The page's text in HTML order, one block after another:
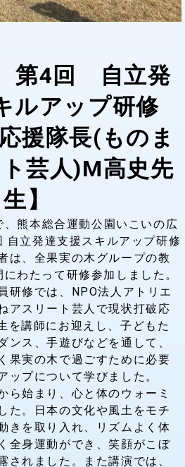
第4回 自立発
ルアップ研修
援隊長(ものま
芸人)Ⅿ高史先
生】
熊本総合運動公園いこいの広
自立発達支援スキルアップ研修
は、全果実の木グループの教
わたって研修参加しました。
研修では、NPO法人アトリエ
アスリート芸人で現状打破応
を講師にお迎えし、子どもた
ンス、手遊びなどを通して、
果実の木で過ごすために必要
ップについて学びました。
ら始まり、心と体のウォーミ
た。日本の文化や風土をモチ
きを取り入れ、リズムよく体
全身運動ができ、笑顔がこぼ
されました。また講演では、